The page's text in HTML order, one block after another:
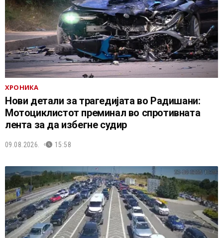
ХРОНИКА
Нови детали за трагедијата во Радишани:
Мотоциклистот преминал во спротивната
лента за да избегне судир
09.08.2026. 15:58